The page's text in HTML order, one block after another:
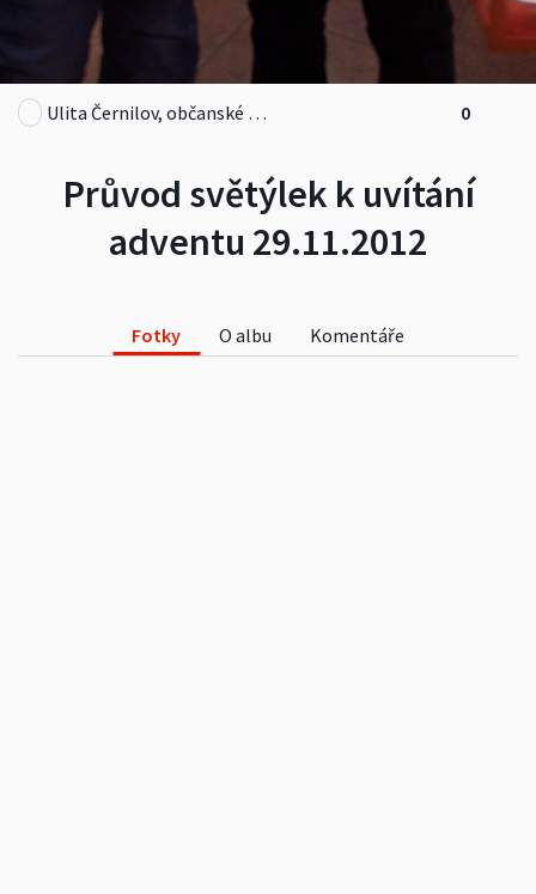
Průvod světýlek k uvítání
adventu 29.11.2012
Ulita Černilov, občanské sdružení 0
Fotky O albu Komentáře